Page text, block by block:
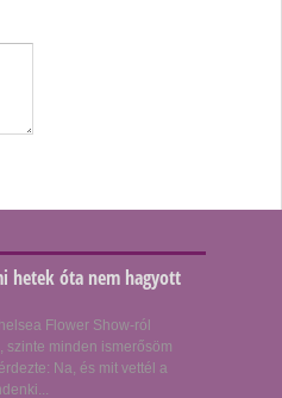
hetek óta nem hagyott
Flower Show-ról
szinte minden ismerősöm
Na, és mit vettél a